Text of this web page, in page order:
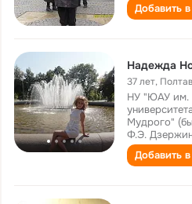
Добавить
Надежда
37 лет,
НУ "ЮАУ им.
Мудрого"
Ф.Э.
Добавить